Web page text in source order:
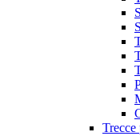
Trecce